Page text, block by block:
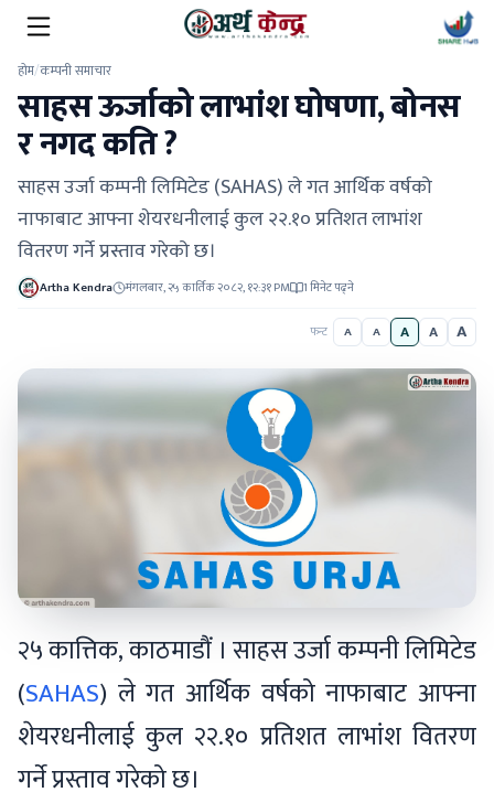
होम/कम्पनी समाचार
साहस ऊर्जाको लाभांश घोषणा, बोनस
र नगद कति ?
साहस उर्जा कम्पनी लिमिटेड (SAHAS) ले गत आर्थिक वर्षको
नाफाबाट आफ्ना शेयरधनीलाई कुल २२.१० प्रतिशत लाभांश
वितरण गर्ने प्रस्ताव गरेको छ।
Artha Kendra मंगलबार, २५ कार्तिक २०८२, १२:३१ PM 1 मिनेट पढ्ने
फन्ट A A A A A
२५ कात्तिक, काठमाडौं । साहस उर्जा कम्पनी लिमिटेड
(SAHAS) ले गत आर्थिक वर्षको नाफाबाट आफ्ना
शेयरधनीलाई कुल २२.१० प्रतिशत लाभांश वितरण
गर्ने प्रस्ताव गरेको छ।